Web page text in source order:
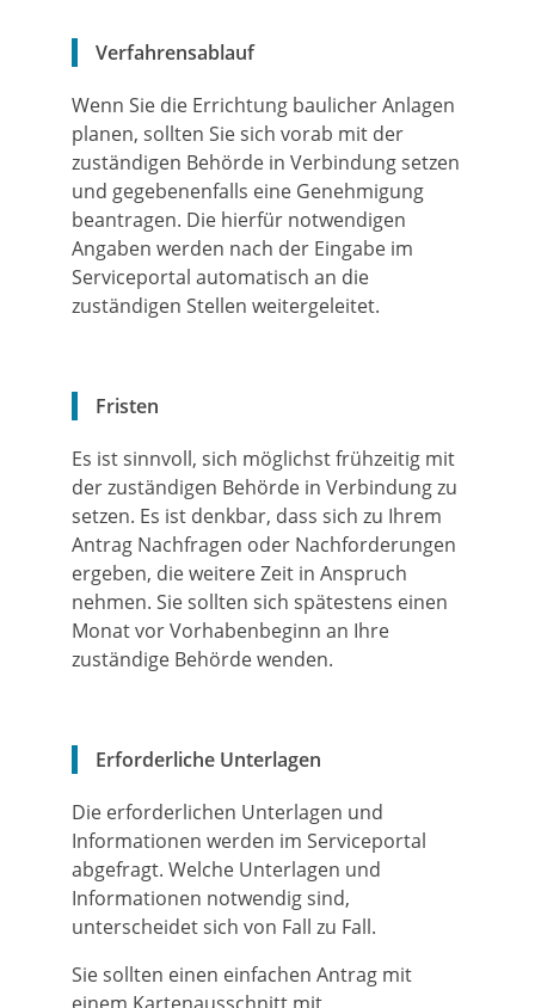
Verfahrensablauf
Wenn Sie die Errichtung baulicher Anlagen
planen, sollten Sie sich vorab mit der
zuständigen Behörde in Verbindung setzen
und gegebenenfalls eine Genehmigung
beantragen. Die hierfür notwendigen
Angaben werden nach der Eingabe im
Serviceportal automatisch an die
zuständigen Stellen weitergeleitet.
Fristen
Es ist sinnvoll, sich möglichst frühzeitig mit
der zuständigen Behörde in Verbindung zu
setzen. Es ist denkbar, dass sich zu Ihrem
Antrag Nachfragen oder Nachforderungen
ergeben, die weitere Zeit in Anspruch
nehmen. Sie sollten sich spätestens einen
Monat vor Vorhabenbeginn an Ihre
zuständige Behörde wenden.
Erforderliche Unterlagen
Die erforderlichen Unterlagen und
Informationen werden im Serviceportal
abgefragt. Welche Unterlagen und
Informationen notwendig sind,
unterscheidet sich von Fall zu Fall.
Sie sollten einen einfachen Antrag mit